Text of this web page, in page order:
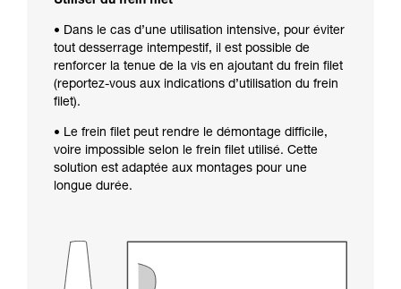
• Dans le cas d’une utilisation intensive, pour éviter
tout desserrage intempestif, il est possible de
renforcer la tenue de la vis en ajoutant du frein filet
(reportez-vous aux indications d’utilisation du frein
filet).
• Le frein filet peut rendre le démontage difficile,
voire impossible selon le frein filet utilisé. Cette
solution est adaptée aux montages pour une
longue durée.